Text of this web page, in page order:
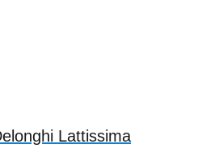
Lattissima